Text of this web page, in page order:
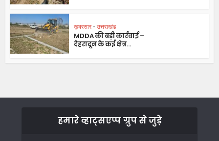
ख़बरसार • उत्तराखंड
MDDA की बड़ी कार्रवाई –
देहरादून के कई क्षेत्र...
हमारे व्हाट्सएप्प ग्रुप से जुड़े